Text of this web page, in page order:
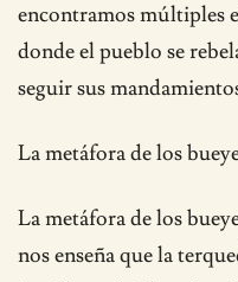
encontramos múltiples
donde el pueblo se
seguir sus
La metáfora de los
La metáfora de los
nos enseña que la